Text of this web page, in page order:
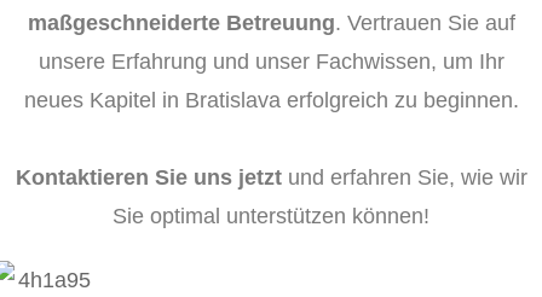
maßgeschneiderte Betreuung. Vertrauen Sie auf
unsere Erfahrung und unser Fachwissen, um Ihr
neues Kapitel in Bratislava erfolgreich zu beginnen.
Kontaktieren Sie uns jetztund erfahren Sie, wie wir
Sie optimal unterstützen können!